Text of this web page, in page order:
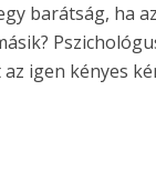
barátság, ha
igen kényes